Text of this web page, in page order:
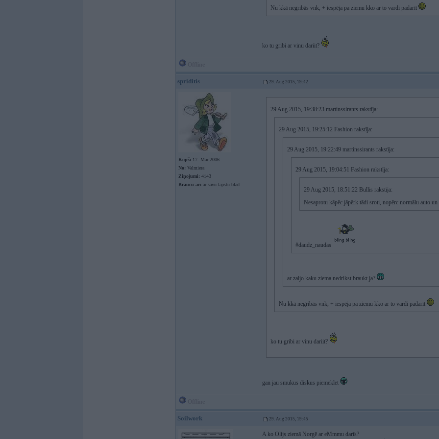
Nu kkā negribās vnk, + iespēja pa ziemu kko ar to vardi padarīt
ko tu gribi ar vinu dariit?
spriditis 29. Aug 2015, 19:42
Kopš: 17. Mar 2006
No: Valmiera
Ziņojumi: 4143
Braucu ar: ar savu lāpstu blad
29 Aug 2015, 19:38:23 martinssirants rakstīja:
29 Aug 2015, 19:25:12 Fashion rakstīja:
29 Aug 2015, 19:22:49 martinssirants rakstīja:
29 Aug 2015, 19:04:51 Fashion rakstīja:
29 Aug 2015, 18:51:22 Bullis rakstīja:
Nesaprotu kāpēc jāpērk tādi sroti, nopērc normālu auto
#daudz_naudas
ar zaljo kaku ziema nedrikst braukt ja?
Nu kkā negribās vnk, + iespēja pa ziemu kko ar to vardi padarīt
ko tu gribi ar vinu dariit?
gan jau smukus diskus piemeklet
Soilwork 29. Aug 2015, 19:45
A ko Olijs ziemā Norgē ar eMmmu darīs?